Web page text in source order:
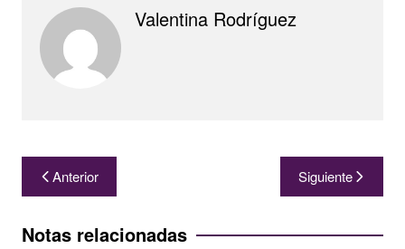
Valentina Rodríguez
Navegación
de
entradas
Anterior Siguiente
Notas relacionadas